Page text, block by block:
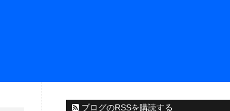
ブログのRSSを購読する